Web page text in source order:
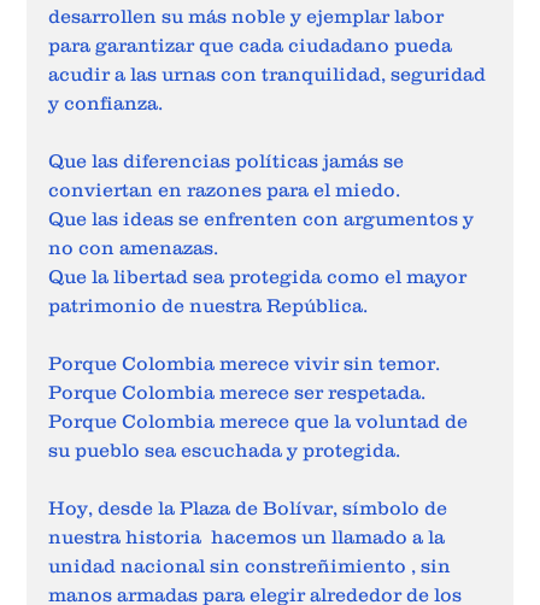
desarrollen su más noble y ejemplar labor
para garantizar que cada ciudadano pueda
acudir a las urnas con tranquilidad, seguridad
y confianza.
Que las diferencias políticas jamás se
conviertan en razones para el miedo.
Que las ideas se enfrenten con argumentos y
no con amenazas.
Que la libertad sea protegida como el mayor
patrimonio de nuestra República.
Porque Colombia merece vivir sin temor.
Porque Colombia merece ser respetada.
Porque Colombia merece que la voluntad de
su pueblo sea escuchada y protegida.
Hoy, desde la Plaza de Bolívar, símbolo de
nuestra historia  hacemos un llamado a la
unidad nacional sin constreñimiento , sin
manos armadas para elegir alrededor de los